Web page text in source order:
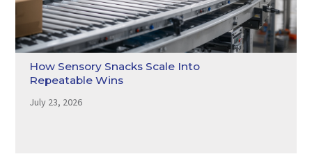
How Sensory Snacks Scale Into
Repeatable Wins
July 23, 2026